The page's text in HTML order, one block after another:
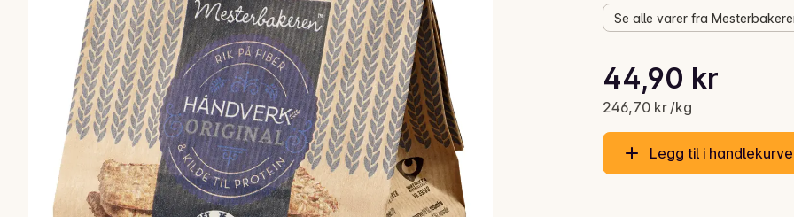
Se alle varer fra
Gjeldende pris er: 44,90 kr
44,90 kr
246,70 kr /kg
Stykkpris: 246,70 kr /kg
Legg til i